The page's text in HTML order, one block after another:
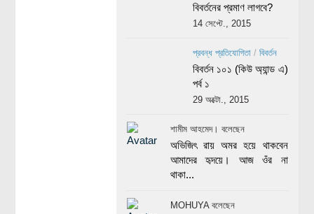
বিবর্তনের প্রমাণ লাগবে?
14 সেপ্টে., 2015
প্রবন্ধ প্রতিযোগিতা/ বিবর্তন
বিবর্তন ১০১ (কিউ অ্যান্ড এ)
পর্ব ১
29 অক্টো., 2015
শামীম আহমেদ। বলেছেন
অভিজিৎ রায় অমর হয়ে থাকবেন
আমাদের হৃদয়ে। আজ ওঁর না
থাকা...
MOHUYA বলেছেন